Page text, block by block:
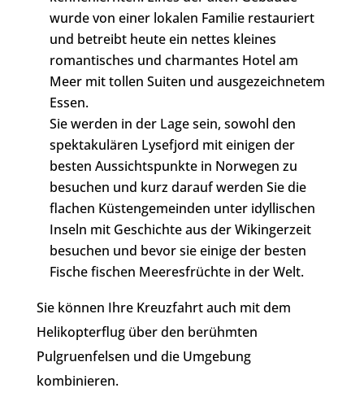
wurde von einer lokalen Familie restauriert
und betreibt heute ein nettes kleines
romantisches und charmantes Hotel am
Meer mit tollen Suiten und ausgezeichnetem
Essen.
Sie werden in der Lage sein, sowohl den
spektakulären Lysefjord mit einigen der
besten Aussichtspunkte in Norwegen zu
besuchen und kurz darauf werden Sie die
flachen Küstengemeinden unter idyllischen
Inseln mit Geschichte aus der Wikingerzeit
besuchen und bevor sie einige der besten
Fische fischen Meeresfrüchte in der Welt.
Sie können Ihre Kreuzfahrt auch mit dem
Helikopterflug über den berühmten
Pulgruenfelsen und die Umgebung
kombinieren.